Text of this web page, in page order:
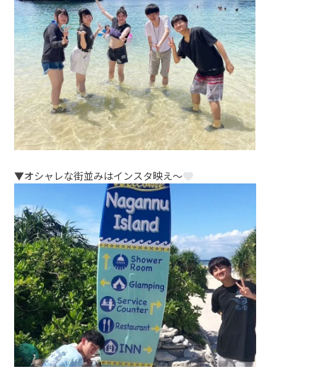
▼オシャレな街並みはインスタ映え～